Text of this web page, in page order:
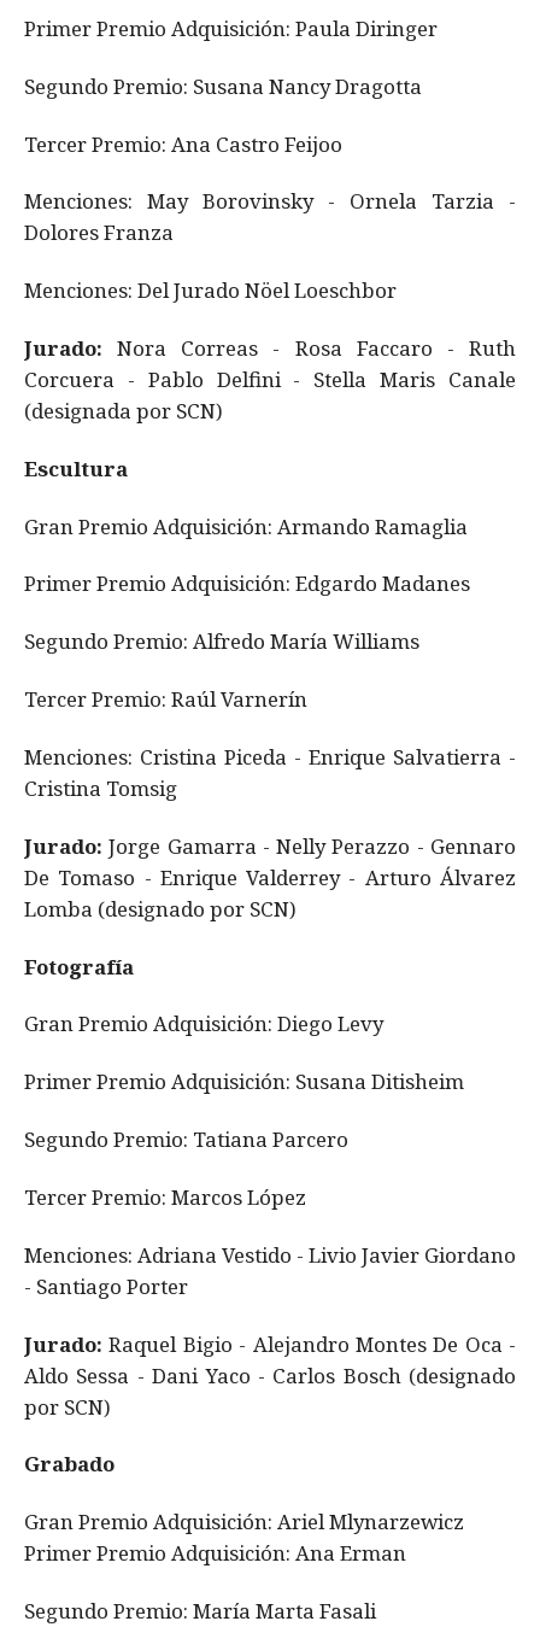
Primer Premio Adquisición: Paula Diringer
Segundo Premio: Susana Nancy Dragotta
Tercer Premio: Ana Castro Feijoo
Menciones: May Borovinsky - Ornela Tarzia -
Dolores Franza
Menciones: Del Jurado Nöel Loeschbor
Jurado: Nora Correas - Rosa Faccaro - Ruth
Corcuera - Pablo Delfini - Stella Maris Canale
(designada por SCN)
Escultura
Gran Premio Adquisición: Armando Ramaglia
Primer Premio Adquisición: Edgardo Madanes
Segundo Premio: Alfredo María Williams
Tercer Premio: Raúl Varnerín
Menciones: Cristina Piceda - Enrique Salvatierra -
Cristina Tomsig
Jurado: Jorge Gamarra - Nelly Perazzo - Gennaro
De Tomaso - Enrique Valderrey - Arturo Álvarez
Lomba (designado por SCN)
Fotografía
Gran Premio Adquisición: Diego Levy
Primer Premio Adquisición: Susana Ditisheim
Segundo Premio: Tatiana Parcero
Tercer Premio: Marcos López
Menciones: Adriana Vestido - Livio Javier Giordano
- Santiago Porter
Jurado: Raquel Bigio - Alejandro Montes De Oca -
Aldo Sessa - Dani Yaco - Carlos Bosch (designado
por SCN)
Grabado
Gran Premio Adquisición: Ariel Mlynarzewicz
Primer Premio Adquisición: Ana Erman
Segundo Premio: María Marta Fasali